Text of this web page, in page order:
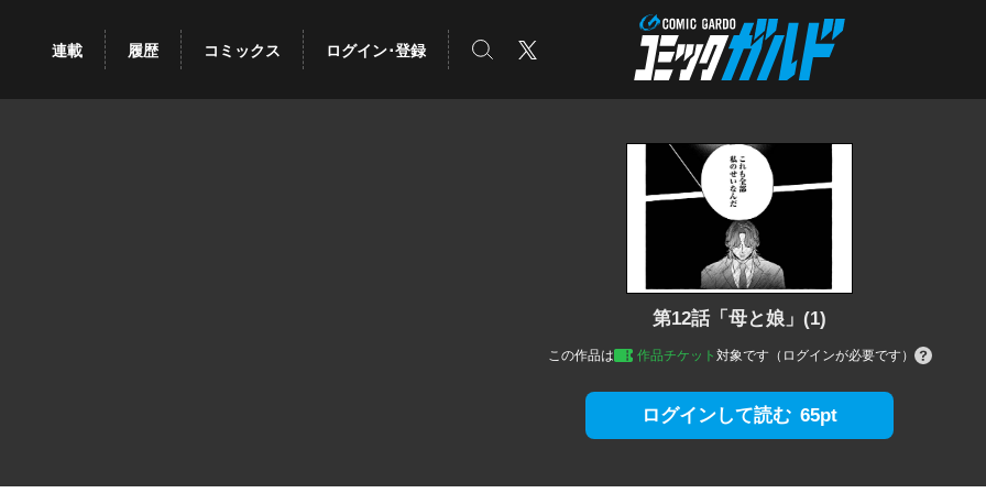
コミックガルド
連載 履歴 コミックス ログイン･登録 検索 X
第12話「母と娘」(1)
この作品は 作品チケット 対象です（ログインが必要です）
ログインして読む 65pt